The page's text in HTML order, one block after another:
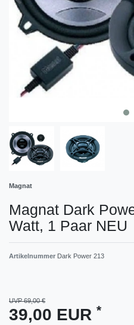
Magnat
Magnat Dark
Watt, 1 Paar NEU
Artikelnummer Dark Power 213
UVP 69,00 €
39,00 EUR *